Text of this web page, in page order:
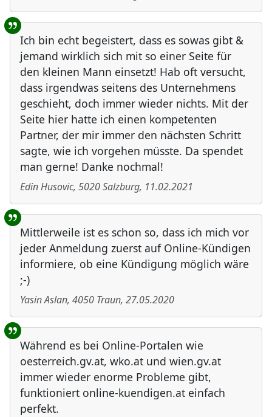
Ich bin echt begeistert, dass es sowas gibt &
jemand wirklich sich mit so einer Seite für
den kleinen Mann einsetzt! Hab oft versucht,
dass irgendwas seitens des Unternehmens
geschieht, doch immer wieder nichts. Mit der
Seite hier hatte ich einen kompetenten
Partner, der mir immer den nächsten Schritt
sagte, wie ich vorgehen müsste. Da spendet
man gerne! Danke nochmal!
Edin Husovic, 5020Salzburg, 11.02.2021
Mittlerweile ist es schon so, dass ich mich vor
jeder Anmeldung zuerst auf Online-Kündigen
informiere, ob eine Kündigung möglich wäre
;-)
Yasin Aslan, 4050 Traun, 27.05.2020
Während es bei Online-Portalen wie
oesterreich.gv.at, wko.at und wien.gv.at
immer wieder enorme Probleme gibt,
funktioniert online-kuendigen.at einfach
perfekt.